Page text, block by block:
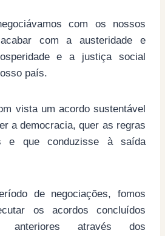
com os nossos
com a austeridade e
e a justiça social
país.
vista um acordo sustentável
a democracia, quer as regras
e que conduzisse à saída
de negociações, fomos
os acordos concluídos
anteriores através dos